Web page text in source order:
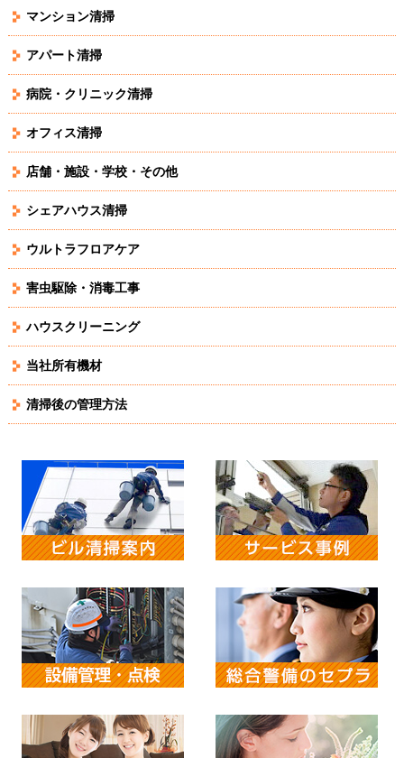
マンション清掃
アパート清掃
病院・クリニック清掃
オフィス清掃
店舗・施設・学校・その他
シェアハウス清掃
ウルトラフロアケア
害虫駆除・消毒工事
ハウスクリーニング
当社所有機材
清掃後の管理方法